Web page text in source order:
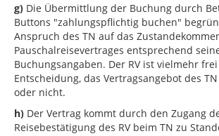
g) Die Übermittlung der Buchung durch
Buttons "zahlungspflichtig buchen"
Anspruch des TN auf das
Pauschalreisevertrages entsprechend
Buchungsangaben. Der RV ist vielmehr
Entscheidung, das Vertragsangebot des
oder nicht.
h) Der Vertrag kommt durch den Zugang
Reisebestätigung des RV beim TN zu